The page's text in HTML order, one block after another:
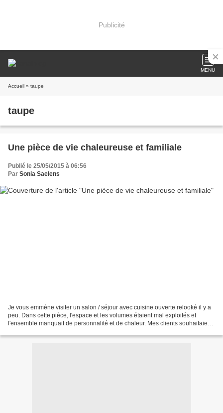
Publicité
MENU
Accueil » taupe
taupe
Une pièce de vie chaleureuse et familiale
Publié le 25/05/2015 à 06:56
Par Sonia Saelens
Je vous emmène visiter un salon / séjour avec cuisine ouverte relooké il y a
peu. Dans cette pièce, l'espace et les volumes étaient mal exploités et
l'ensemble manquait de personnalité et de chaleur. Mes clients souhaitaient